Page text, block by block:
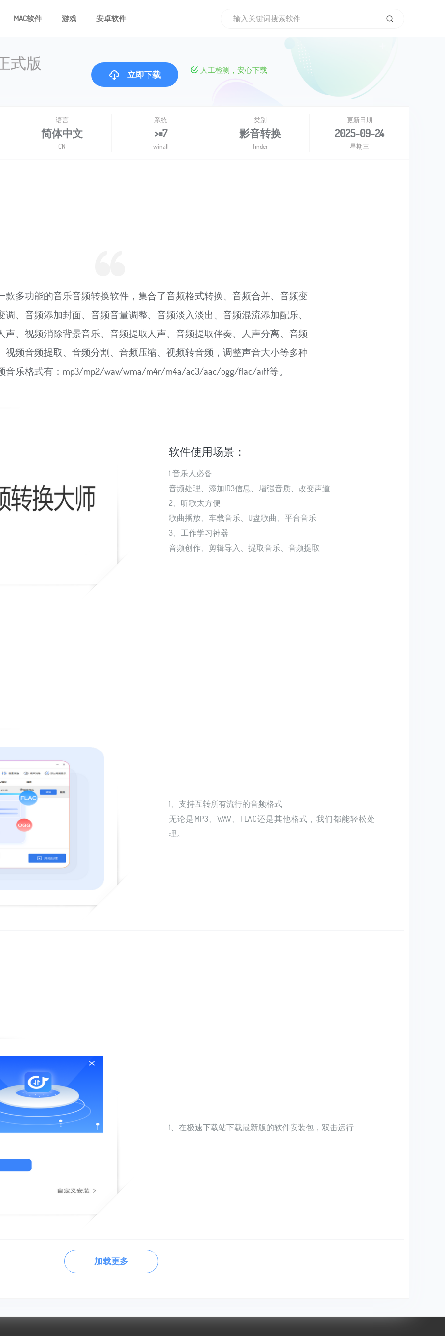
MAC软件 游戏 安卓软件
式版
立即下载 人工检测，安心下载
语言
简体中文
CN
系统
>=7
winall
类别
影音转换
finder
更新日期
2025-09-24
星期三
款多功能的音乐音频转换软件，集合了音频格式转换、音频合并、音频变
调、音频添加封面、音频音量调整、音频淡入淡出、音频混流添加配乐、
声、视频消除背景音乐、音频提取人声、音频提取伴奏、人声分离、音频
视频音频提取、音频分割、音频压缩、视频转音频，调整声音大小等多种
乐格式有：mp3/mp2/wav/wma/m4r/m4a/ac3/aac/ogg/flac/aiff等。
软件使用场景：
1.音乐人必备
音频处理、添加ID3信息、增强音质、改变声道
2、听歌太方便
歌曲播放、车载音乐、U盘歌曲、平台音乐
3、工作学习神器
音频创作、剪辑导入、提取音乐、音频提取
1、支持互转所有流行的音频格式
无论是MP3、WAV、FLAC还是其他格式，我们都能轻松处
理。
1、在极速下载站下载最新版的软件安装包，双击运行
加载更多